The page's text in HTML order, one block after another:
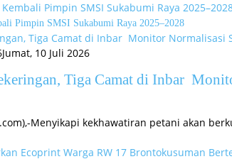
Pimpin SMSI Sukabumi Raya 2025–2028
Jumat, 10 Juli 2026
Tiga Camat di Inbar
Menyikapi kekhawatiran petani akan